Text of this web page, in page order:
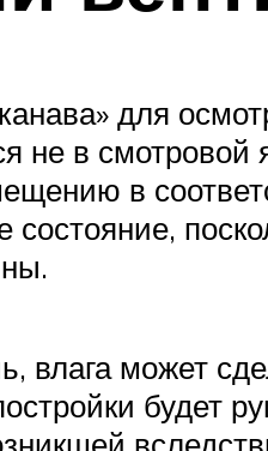
для
не в смотровой
в
влага может
будет